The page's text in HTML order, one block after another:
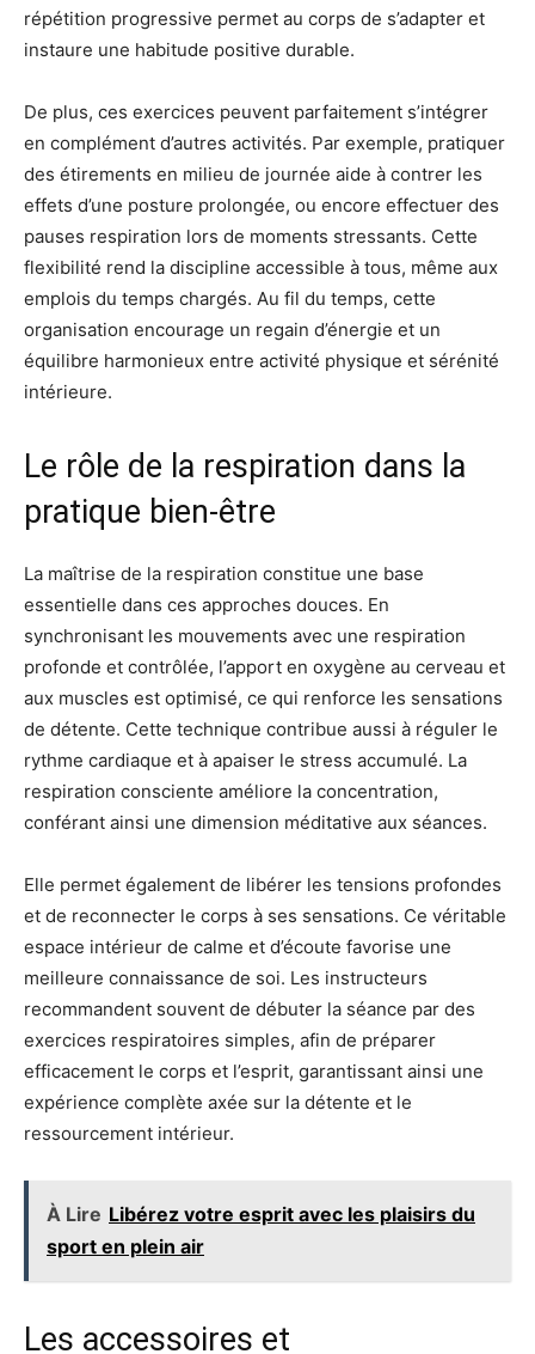
répétition progressive permet au corps de s’adapter et
instaure une habitude positive durable.
De plus, ces exercices peuvent parfaitement s’intégrer
en complément d’autres activités. Par exemple, pratiquer
des étirements en milieu de journée aide à contrer les
effets d’une posture prolongée, ou encore effectuer des
pauses respiration lors de moments stressants. Cette
flexibilité rend la discipline accessible à tous, même aux
emplois du temps chargés. Au fil du temps, cette
organisation encourage un regain d’énergie et un
équilibre harmonieux entre activité physique et sérénité
intérieure.
Le rôle de la respiration dans la
pratique bien-être
La maîtrise de la respiration constitue une base
essentielle dans ces approches douces. En
synchronisant les mouvements avec une respiration
profonde et contrôlée, l’apport en oxygène au cerveau et
aux muscles est optimisé, ce qui renforce les sensations
de détente. Cette technique contribue aussi à réguler le
rythme cardiaque et à apaiser le stress accumulé. La
respiration consciente améliore la concentration,
conférant ainsi une dimension méditative aux séances.
Elle permet également de libérer les tensions profondes
et de reconnecter le corps à ses sensations. Ce véritable
espace intérieur de calme et d’écoute favorise une
meilleure connaissance de soi. Les instructeurs
recommandent souvent de débuter la séance par des
exercices respiratoires simples, afin de préparer
efficacement le corps et l’esprit, garantissant ainsi une
expérience complète axée sur la détente et le
ressourcement intérieur.
À Lire Libérez votre esprit avec les plaisirs du
sport en plein air
Les accessoires et